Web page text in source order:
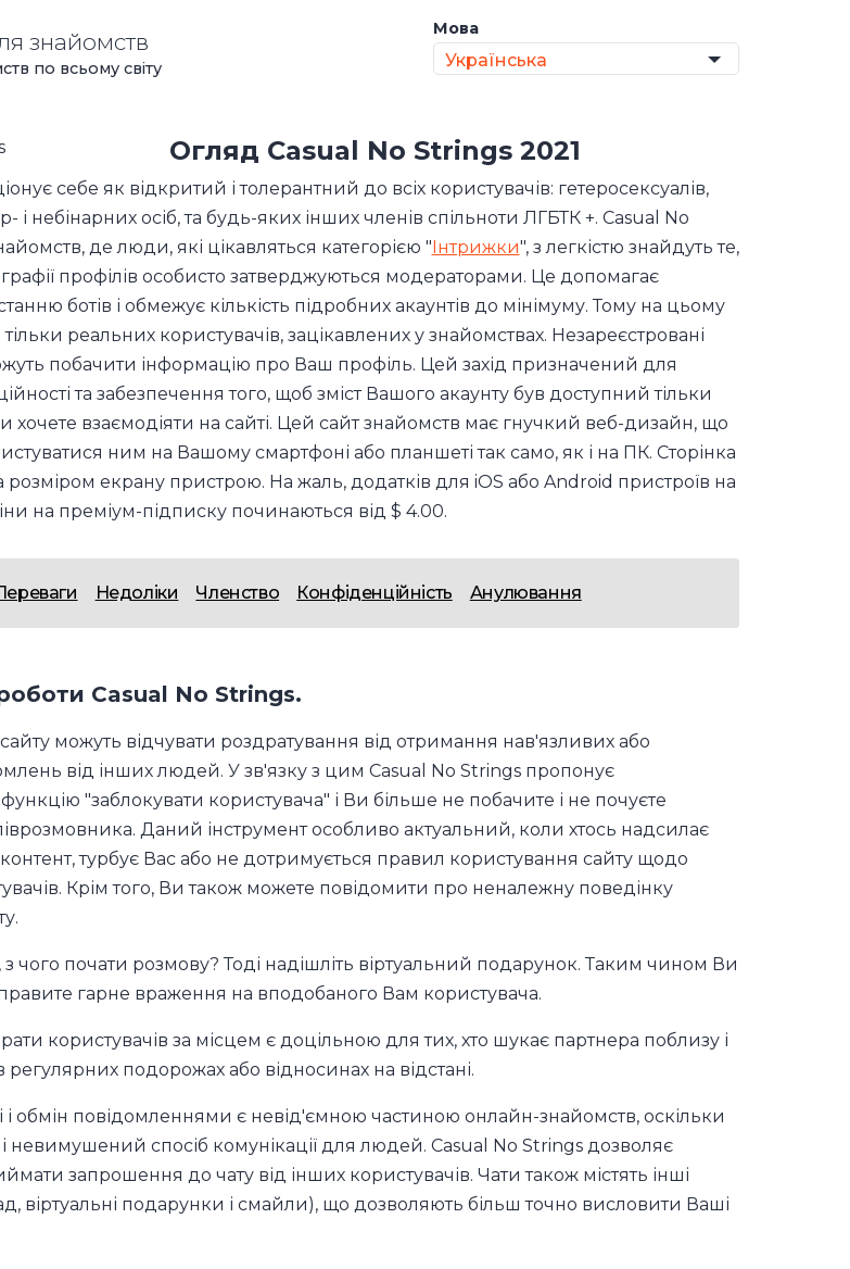
знайомств
по всьому світу
Мова
Українська
Огляд Casual No Strings 2021
себе як відкритий і толерантний до всіх користувачів: гетеросексуалів,
і небінарних осіб, та будь-яких інших членів спільноти ЛГБТК +. Casual No
де люди, які цікавляться категорією "Інтрижки", з легкістю знайдуть те,
профілів особисто затверджуються модераторами. Це допомагає
ботів і обмежує кількість підробних акаунтів до мінімуму. Тому на цьому
реальних користувачів, зацікавлених у знайомствах. Незареєстровані
побачити інформацію про Ваш профіль. Цей захід призначений для
та забезпечення того, щоб зміст Вашого акаунту був доступний тільки
взаємодіяти на сайті. Цей сайт знайомств має гнучкий веб-дизайн, що
ним на Вашому смартфоні або планшеті так само, як і на ПК. Сторінка
розміром екрану пристрою. На жаль, додатків для iOS або Android пристроїв на
на преміум-підписку починаються від $ 4.00.
Недоліки Членство Конфіденційність Анулювання
Casual No Strings.
сайту можуть відчувати роздратування від отримання нав'язливих або
від інших людей. У зв'язку з цим Casual No Strings пропонує
"заблокувати користувача" і Ви більше не побачите і не почуєте
Даний інструмент особливо актуальний, коли хтось надсилає
турбує Вас або не дотримується правил користування сайту щодо
Крім того, Ви також можете повідомити про неналежну поведінку
з чого почати розмову? Тоді надішліть віртуальний подарунок. Таким чином Ви
гарне враження на вподобаного Вам користувача.
користувачів за місцем є доцільною для тих, хто шукає партнера поблизу і
регулярних подорожах або відносинах на відстані.
і обмін повідомленнями є невід'ємною частиною онлайн-знайомств, оскільки
невимушений спосіб комунікації для людей. Casual No Strings дозволяє
запрошення до чату від інших користувачів. Чати також містять інші
віртуальні подарунки і смайли), що дозволяють більш точно висловити Ваші